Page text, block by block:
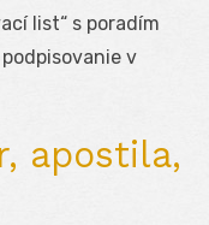
list“ s poradím
v
apostila,